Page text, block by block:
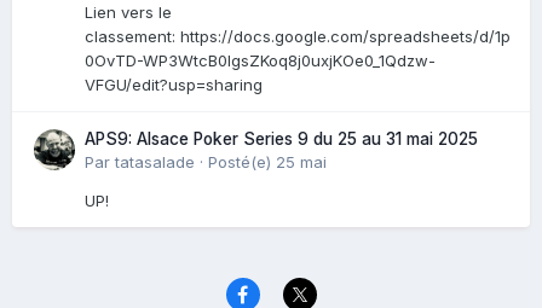
Lien vers le
classement: https://docs.google.com/spreadsheets/d/1p
0OvTD-WP3WtcB0lgsZKoq8j0uxjKOe0_1Qdzw-
VFGU/edit?usp=sharing
APS9: Alsace Poker Series 9 du 25 au 31 mai 2025
Partatasalade · Posté(e) 25 mai
UP!